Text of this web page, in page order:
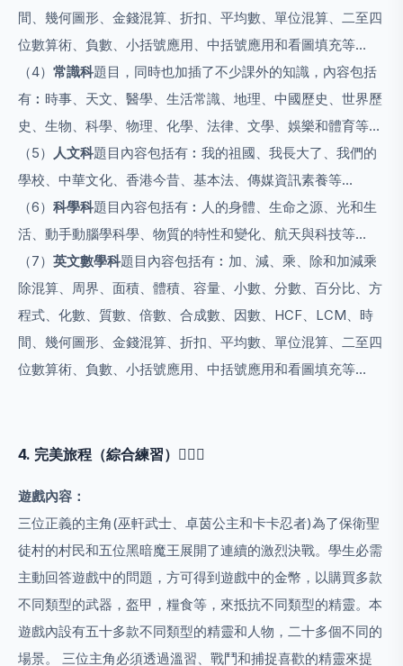
間、幾何圖形、金錢混算、折扣、平均數、單位混算、二至四
位數算術、負數、小括號應用、中括號應用和看圖填充等…
（4） 常識科題目，同時也加插了不少課外的知識，內容包括
有︰時事、天文、醫學、生活常識、地理、中國歷史、世界歷
史、生物、科學、物理、化學、法律、文學、娛樂和體育等…
（5）
人文科題目內容包括有︰我的祖國、我長大了、我們的
學校、中華文化、香港今昔、基本法、傳媒資訊素養等…
（6） 科學科題目內容包括有︰人的身體、生命之源、光和生
活、動手動腦學科學、物質的特性和變化、航天與科技等…
（7） 英文數學科題目內容包括有︰加、減、乘、除和加減乘
除混算、周界、面積、體積、容量、小數、分數、百分比、方
程式、化數、質數、倍數、合成數、因數、HCF、LCM、時
間、幾何圖形、金錢混算、折扣、平均數、單位混算、二至四
位數算術、負數、小括號應用、中括號應用和看圖填充等…
4. 完美旅程（綜合練習）🏃🏻‍♂️
遊戲內容：
三位正義的主角(巫軒武士、卓茵公主和卡卡忍者)為了保衛聖
徒村的村民和五位黑暗魔王展開了連續的激烈決戰。學生必需
主動回答遊戲中的問題，方可得到遊戲中的金幣，以購買多款
不同類型的武器，盔甲，糧食等，來抵抗不同類型的精靈。本
遊戲內設有五十多款不同類型的精靈和人物，二十多個不同的
場景。 三位主角必須透過溫習、戰鬥和捕捉喜歡的精靈來提